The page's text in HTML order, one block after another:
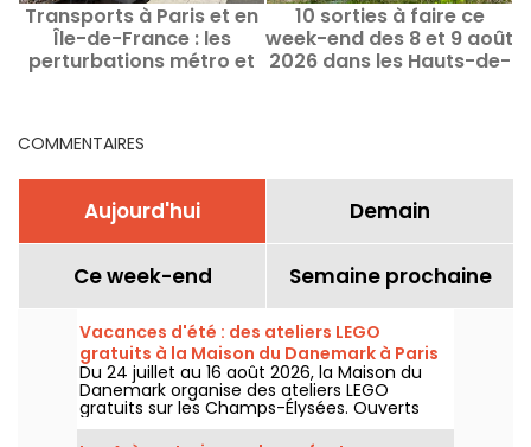
Transports à Paris et en
Île-de-France : les
perturbations métro et
10 sorties à faire ce
week-end des 8 et 9 août
2026 dans les Hauts-de-
COMMENTAIRES
Aujourd'hui Demain
Ce week-end Semaine prochaine
Vacances d'été : des ateliers LEGO
gratuits à la Maison du Danemark à Paris
Du 24 juillet au 16 août 2026, la Maison du
Danemark organise des ateliers LEGO
gratuits sur les Champs-Élysées. Ouverts
aux enfants, aux familles et aux passionnés